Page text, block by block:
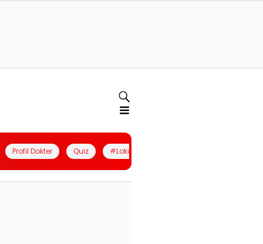
Profil Dokter Quiz #LokalBerdaya